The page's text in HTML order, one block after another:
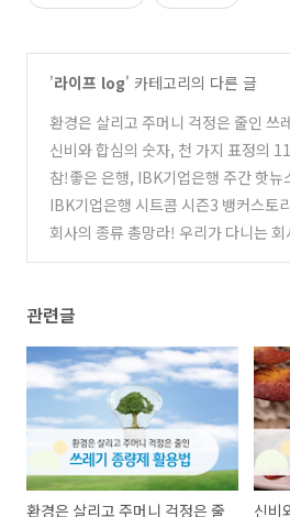
'라이프 log' 카테고리의 다른 글
환경은 살리고 주머니 걱정은 줄인 쓰
활용법 (0)
신비와 합심의 숫자, 천 가지 표정의 11
참!좋은 은행, IBK기업은행 주간 핫뉴
주
(0)
IBK기업은행 시트콤 시즌3 뱅커스토
#6회 굿 파더(Good Father)
(0)
회사의 종류 총망라! 우리가 다니는
관련글
환경은 살리고 주머니 걱정은 줄
신비